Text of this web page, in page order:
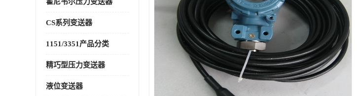
CS系列变送器
1151/3351产品分类
精巧型压力变送器
液位变送器